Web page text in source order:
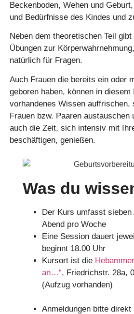
Beckenboden, Wehen und
und Bedürfnisse des Kindes und
Neben dem theoretischen Teil
Übungen zur
natürlich für Fragen.
Auch Frauen die bereits ein oder
geboren haben, können in
vorhandenes Wissen auffrischen,
Frauen bzw. Paaren austauschen
auch die Zeit, sich intensiv mit
beschäftigen, genießen.
Was du
Der Kurs umfasst sieben
Abend pro Woche
Eine Session dauert
beginnt 18.00 Uhr
Kursort ist die
an…“, Friedrichstr. 28a,
(Aufzug vorhanden)
Anmeldungen bitte